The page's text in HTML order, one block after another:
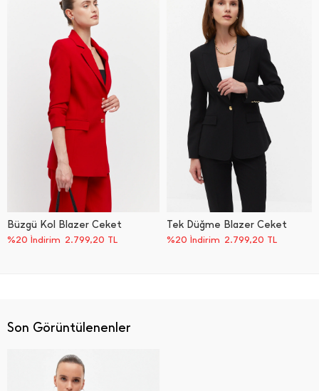
Büzgü Kol Blazer Ceket
%20 İndirim 2.799,20 TL
Tek Düğme Blazer Ceket
%20 İndirim 2.799,20 TL
Son Görüntülenenler